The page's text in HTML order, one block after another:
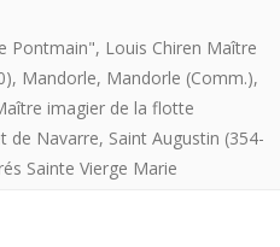
Pontmain", Louis Chiren Maître
, Mandorle, Mandorle (Comm.),
imagier de la flotte
de Navarre, Saint Augustin (354-
Sainte Vierge Marie